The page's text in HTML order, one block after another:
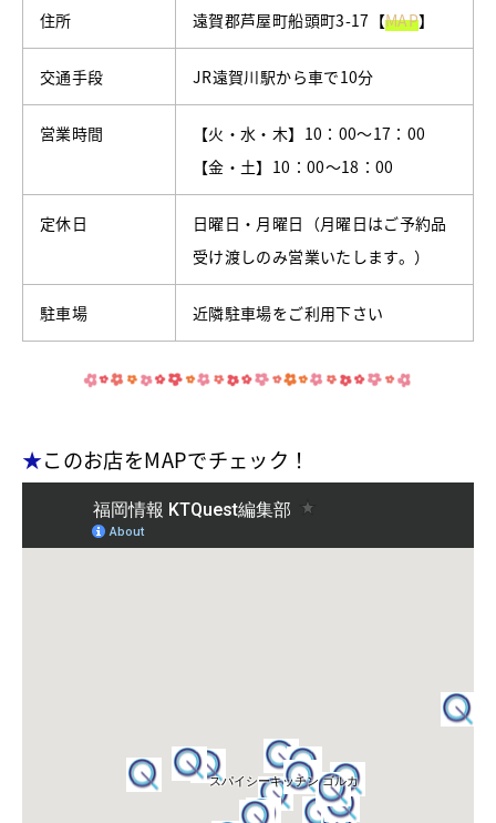
住所 遠賀郡芦屋町船頭町3-17【MAP】
交通手段 JR遠賀川駅から車で10分
営業時間
【火・水・木】10：00～17：00
【金・土】10：00～18：00
定休日
日曜日・月曜日（月曜日はご予約品
受け渡しのみ営業いたします。）
駐車場 近隣駐車場をご利用下さい
★このお店をMAPでチェック！